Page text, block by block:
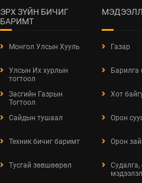
ЭРХ ЗҮЙН БИЧИГ
БАРИМТ
Монгол Улсын Хууль
Улсын Их хурлын
тогтоол
Засгийн Газрын
Тогтоол
Сайдын тушаал
Техник бичиг баримт
Тусгай зөвшөөрөл
Газар
Барилга
Хот
Орон
Орон
Судалга,
мэдээлэл